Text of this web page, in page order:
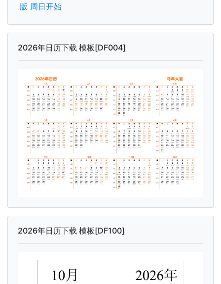
版 周日开始
2026年日历下载 模板[DF004]
2026年日历下载 模板[DF100]